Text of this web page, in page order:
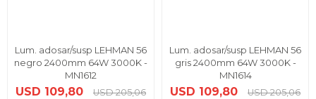
Lum. adosar/susp LEHMAN 56
negro 2400mm 64W 3000K -
MN1612
USD 109,80 USD 205,06
Lum. adosar/susp LEHMAN 56
gris 2400mm 64W 3000K -
MN1614
USD 109,80 USD 205,06